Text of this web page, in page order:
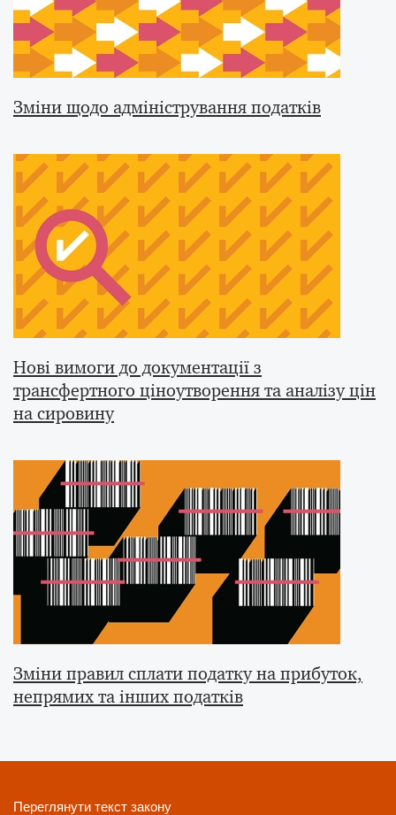
Зміни щодо адміністрування податків
Нові вимоги до документації з
трансфертного ціноутворення та аналізу цін
на сировину
Зміни правил сплати податку на прибуток,
непрямих та інших податків
Переглянути текст закону